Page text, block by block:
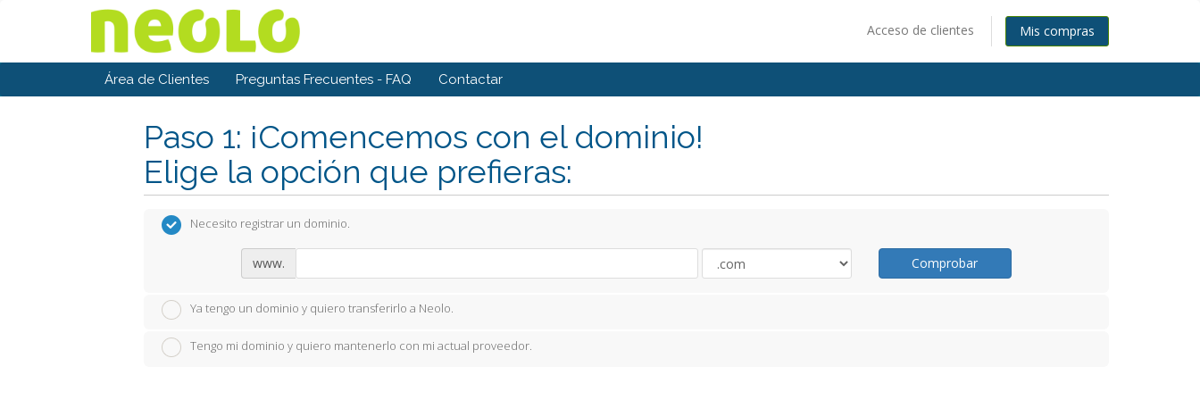
Acceso de clientes Mis compras
Área de Clientes Preguntas Frecuentes - FAQ Contactar
Paso 1: ¡Comencemos con el dominio!
Elige la opción que prefieras:
Necesito registrar un dominio.
www. Comprobar
Ya tengo un dominio y quiero transferirlo a Neolo.
Tengo mi dominio y quiero mantenerlo con mi actual proveedor.